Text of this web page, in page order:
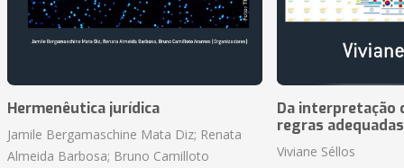
Hermenêutica jurídica
Jamile Bergamaschine Mata Diz; Renata
Almeida Barbosa; Bruno Camilloto
Da interpretação
regras
Viviane Séllos